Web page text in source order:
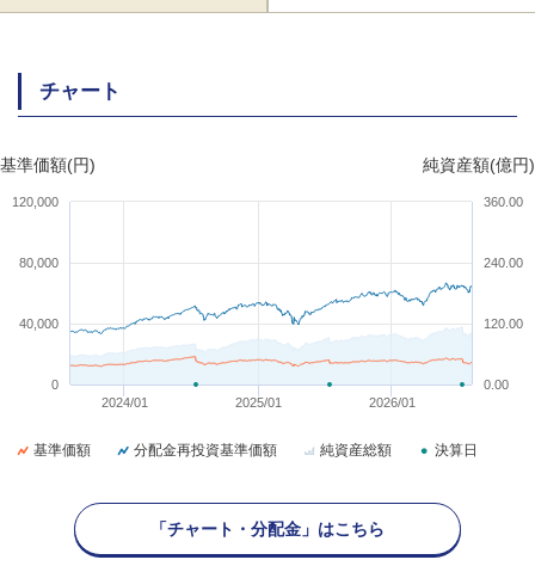
チャート
基準価額(円) 純資産額(億円)
2024/01 2025/01 2026/01
0
40,000
80,000
120,000
0.00
120.00
240.00
360.00
基準価額 分配金再投資基準価額 純資産総額 決算日
「チャート・分配金」はこちら